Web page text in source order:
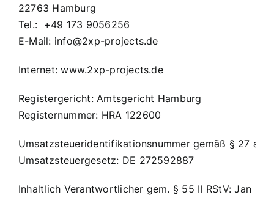
22763 Hamburg
Tel.: +49 173 9056256
E-Mail: info@2xp-projects.de
Internet:www.2xp-projects.de
Registergericht: Amtsgericht Hamburg
Registernummer: HRA 122600
Umsatzsteueridentifikationsnummer gemäß § 27 a
Umsatzsteuergesetz: DE 272592887
Inhaltlich Verantwortlicher gem. § 55 II RStV: Jan